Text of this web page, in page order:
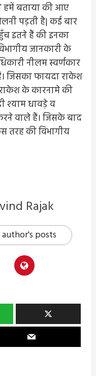
हमें बताया की आए
पड़ती है| कई बार
इतने हैं की इनका
जानकारी के
नीलम स्वर्णकार
जिसका फायदा राकेश
के कारनामे की
श्याम धावड़े व
वाले हैं। जिसके बाद
तरह की विभागीय
Rajak
posts